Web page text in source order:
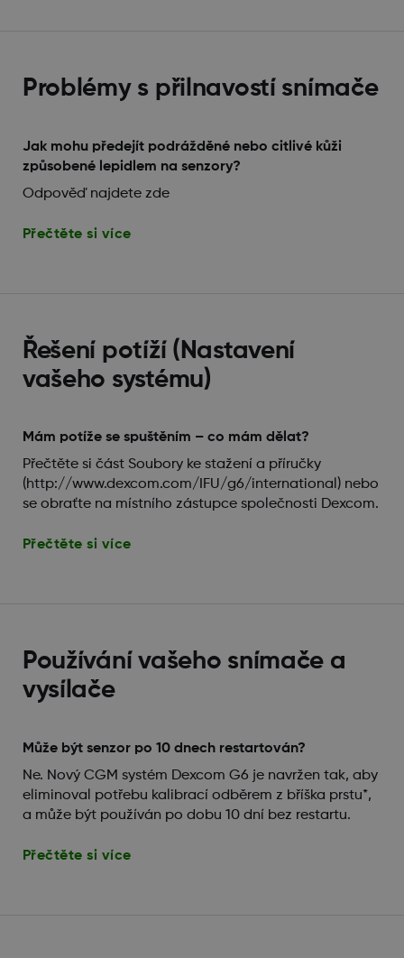
Problémy s přilnavostí snímače
Jak mohu předejít podrážděné nebo citlivé kůži
způsobené lepidlem na senzory?
Odpověď najdete zde
Přečtěte si více
Řešení potíží (Nastavení
vašeho systému)
Mám potíže se spuštěním – co mám dělat?
Přečtěte si část Soubory ke stažení a příručky
(http://www.dexcom.com/IFU/g6/international) nebo
se obraťte na místního zástupce společnosti Dexcom.
Přečtěte si více
Používání vašeho snímače a
vysílače
Může být senzor po 10 dnech restartován?
Ne. Nový CGM systém Dexcom G6 je navržen tak, aby
eliminoval potřebu kalibrací odběrem z bříška prstu*,
a může být používán po dobu 10 dní bez restartu.
Přečtěte si více